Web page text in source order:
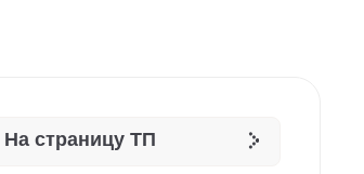
На страницу ТП